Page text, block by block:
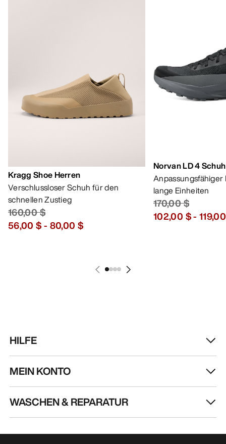
Kragg Shoe Herren
Verschlussloser Schuh für den
schnellen Zustieg
160,00 $
56,00 $- 80,00 $
Norvan LD 4
lange Einheiten
170,00 $
102,00 $-
HILFE
MEIN KONTO
WASCHEN & REPARATUR